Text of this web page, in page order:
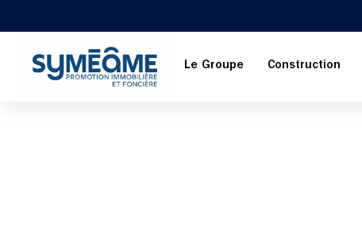
Le Groupe Construction